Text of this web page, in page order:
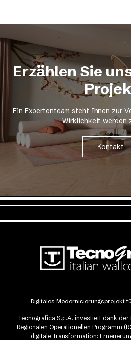
Erzählen Sie
Ein Expertenteam steht Ihnen zur
Wirklichkeit werden
Kontakt
Digitales Modernisierungsprojekt
Tecnografica S.p.A. investiert dank der
Regionalen Operationellen Programm
digitale Transformation: